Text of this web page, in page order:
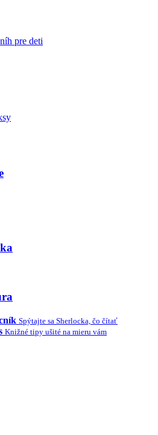
pre deti
Spýtajte sa Sherlocka, čo čítať
Knižné tipy ušité na mieru vám